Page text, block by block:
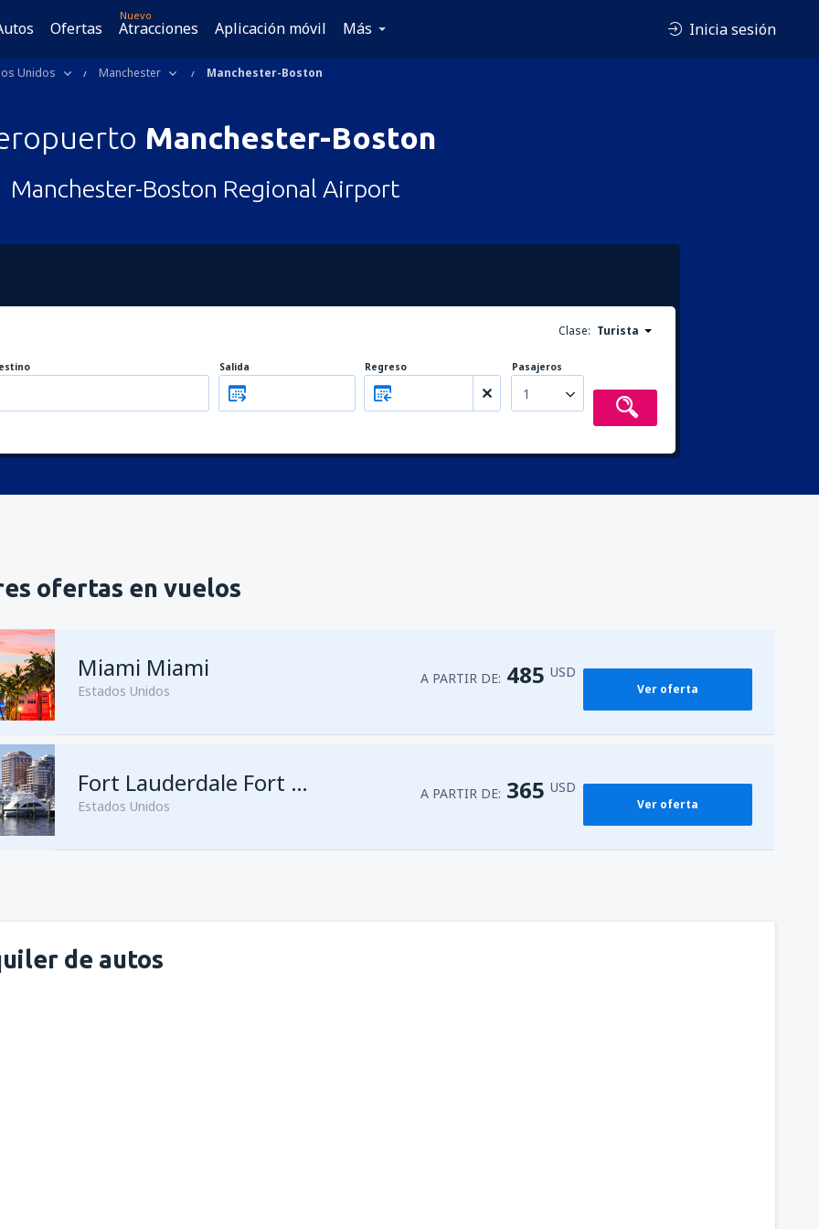
Ofertas
Nuevo
Atracciones Aplicación móvil Más Inicia sesión
Unidos Manchester Manchester-Boston
Manchester-Boston
Manchester-Boston Regional Airport
Clase: Turista
Salida Regreso Pasajeros
1
ofertas en vuelos
Miami Miami
Estados Unidos
A PARTIR DE: 485 USD
Ver oferta
Fort Lauderdale Fort Lauderdale–Hollywood Intl Airport
Estados Unidos
A PARTIR DE: 365 USD
Ver oferta
de autos